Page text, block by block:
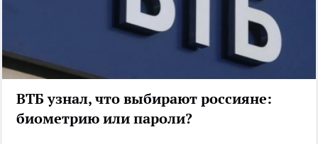
ВТБ узнал, что выбирают россияне:
биометрию или пароли?